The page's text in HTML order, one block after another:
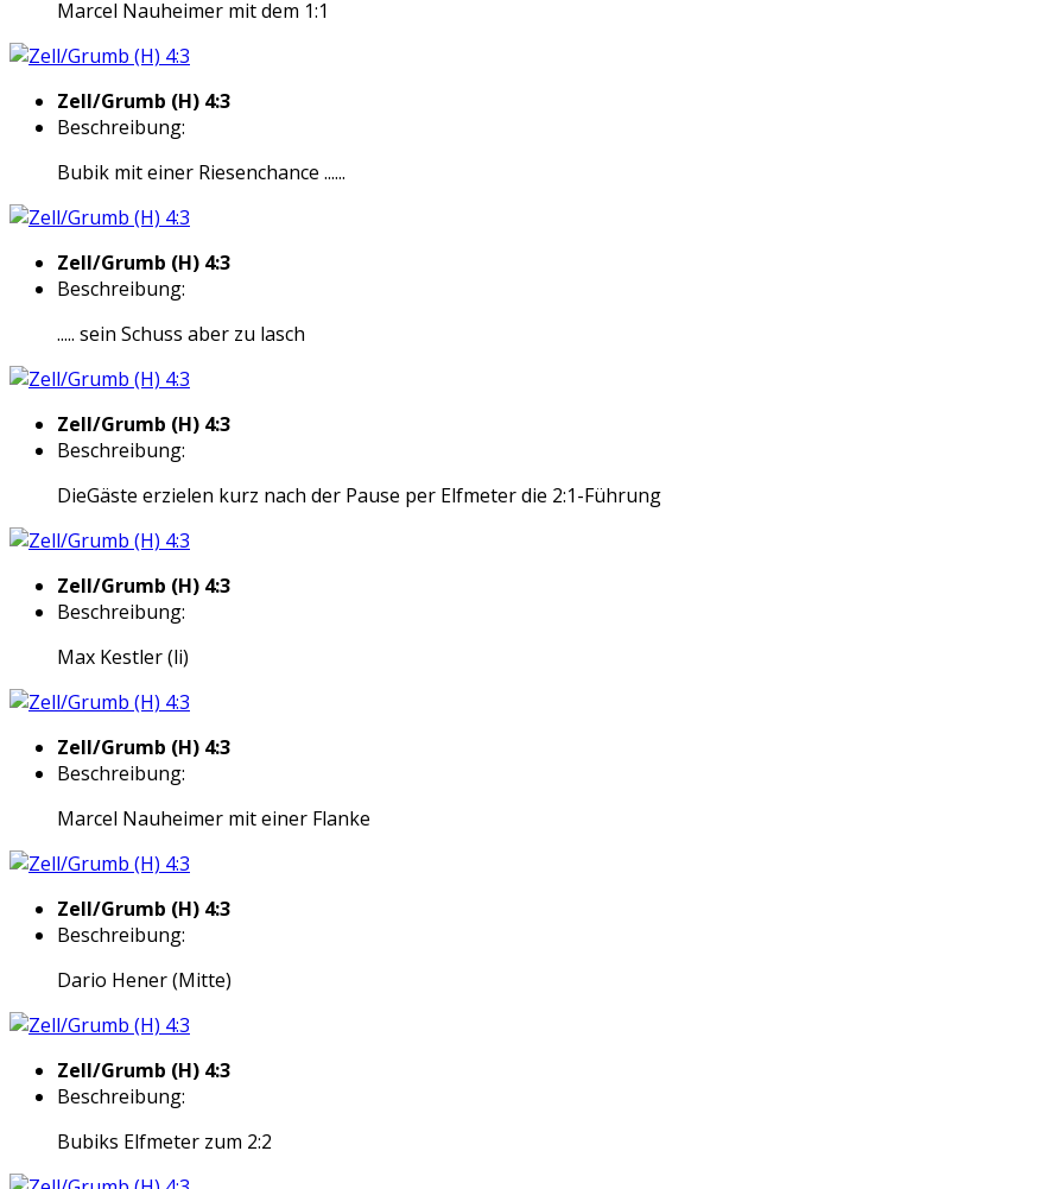
Marcel Nauheimer mit dem 1:1
Zell/Grumb (H) 4:3
Beschreibung:
Bubik mit einer Riesenchance ......
Zell/Grumb (H) 4:3
Beschreibung:
..... sein Schuss aber zu lasch
Zell/Grumb (H) 4:3
Beschreibung:
DieGäste erzielen kurz nach der Pause per Elfmeter die 2:1-Führung
Zell/Grumb (H) 4:3
Beschreibung:
Max Kestler (li)
Zell/Grumb (H) 4:3
Beschreibung:
Marcel Nauheimer mit einer Flanke
Zell/Grumb (H) 4:3
Beschreibung:
Dario Hener (Mitte)
Zell/Grumb (H) 4:3
Beschreibung:
Bubiks Elfmeter zum 2:2